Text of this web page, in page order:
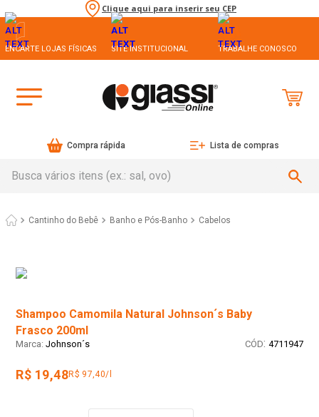
Clique aqui para inserir seu CEP
ENCARTE LOJAS FÍSICAS SITE INSTITUCIONAL TRABALHE CONOSCO
Compra rápida Lista de compras
Cantinho do Bebê Banho e Pós-Banho Cabelos
Shampoo Camomila Natural Johnson´s Baby
Frasco 200ml
Johnson´s : 4711947
R$ 19,48R$ 97,40/l